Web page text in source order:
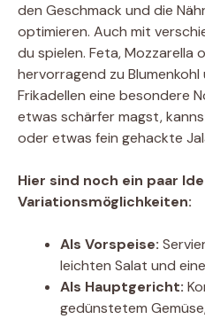
den Geschmack und die
optimieren. Auch mit
du spielen. Feta, Mozzarella
hervorragend zu
Frikadellen eine besondere
etwas schärfer magst,
oder etwas fein gehackte
Hier sind noch ein paar
Variationsmöglichkeiten:
Als Vorspeise:
leichten Salat und
Als Hauptgericht:
gedünstetem